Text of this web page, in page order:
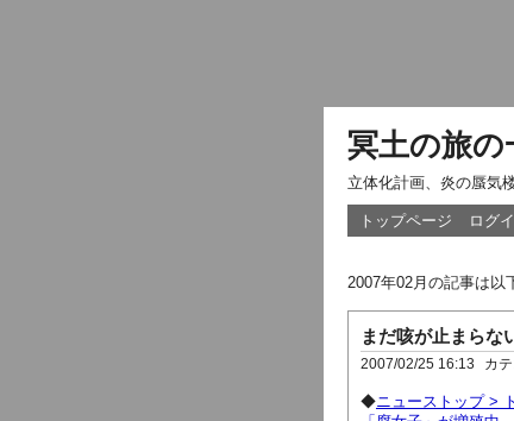
冥土の旅の
立体化計画、炎の蜃気
トップページ ログ
2007年02月の記事は以
まだ咳が止まらな
2007/02/25 16:13 カテ
◆ニューストップ >